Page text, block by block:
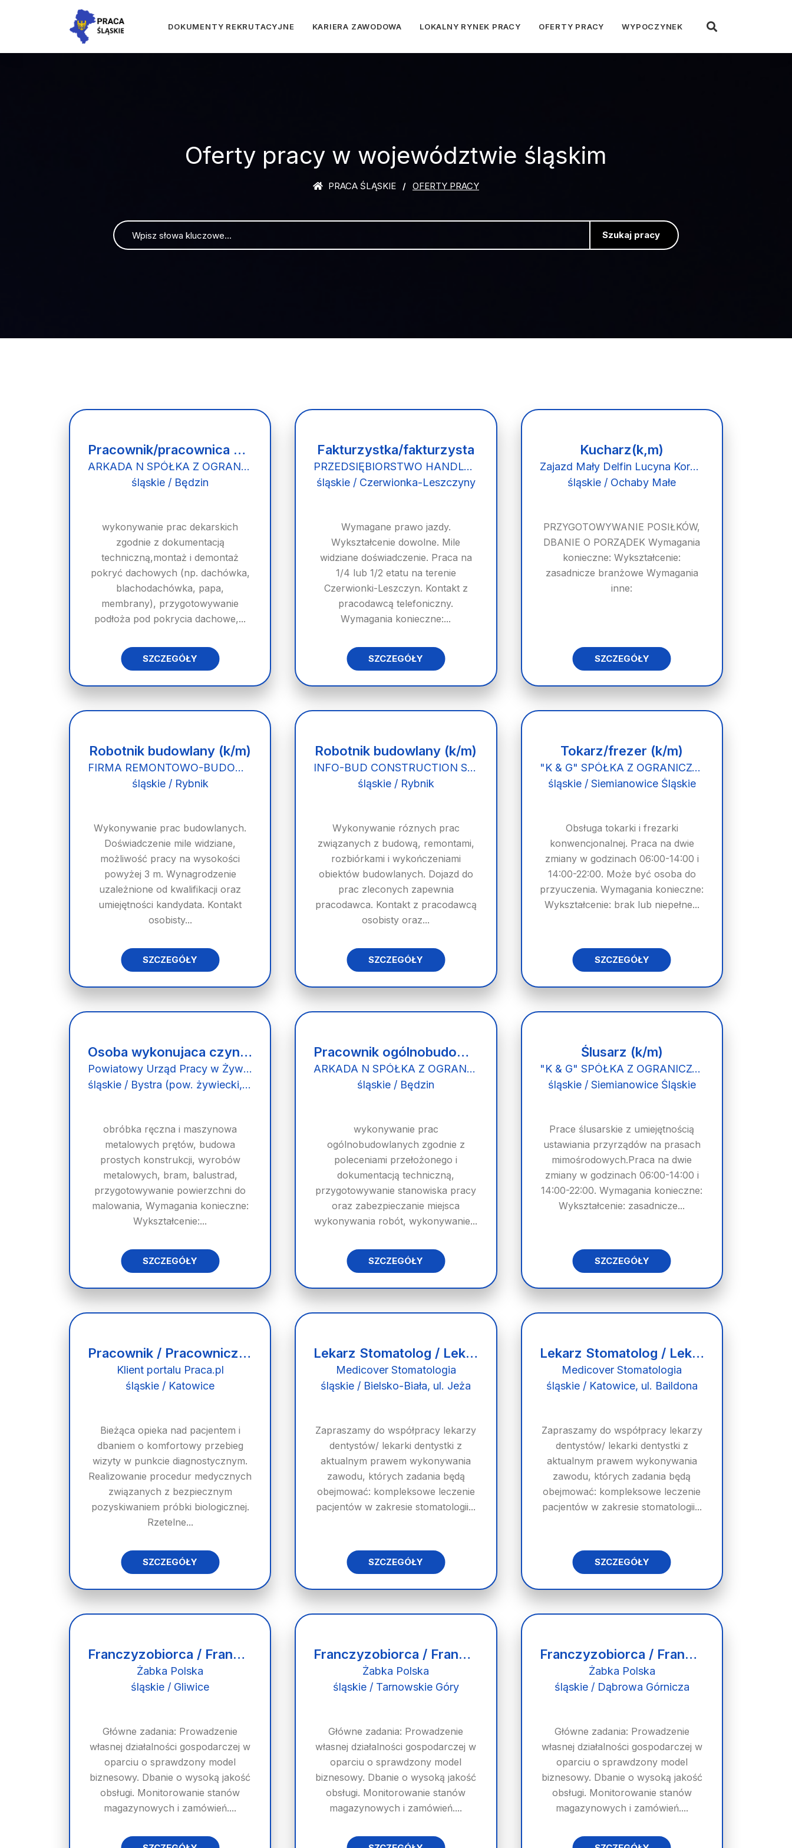
DOKUMENTY REKRUTACYJNE KARIERA ZAWODOWA LOKALNY RYNEK PRACY OFERTY PRACY WYPOCZYNEK
Oferty pracy w województwie śląskim
PRACA ŚLĄSKIE OFERTY PRACY
Pracownik/pracownica wykonujący prace dekarskie
ARKADA N SPÓŁKA Z OGRANICZONĄ ODPOWIEDZIALNOŚCIĄ
śląskie / Będzin
wykonywanie prac dekarskich
zgodnie z dokumentacją
techniczną,montaż i demontaż
pokryć dachowych (np. dachówka,
blachodachówka, papa,
membrany), przygotowywanie
podłoża pod pokrycia dachowe,...
SZCZEGÓŁY
Fakturzystka/fakturzysta
PRZEDSIĘBIORSTWO HANDLOWO-USŁUGOWE MIROSŁAW MIESZAŁA
śląskie / Czerwionka-Leszczyny
Wymagane prawo jazdy.
Wykształcenie dowolne. Mile
widziane doświadczenie. Praca na
1/4 lub 1/2 etatu na terenie
Czerwionki-Leszczyn. Kontakt z
pracodawcą telefoniczny.
Wymagania konieczne:...
SZCZEGÓŁY
Kucharz(k,m)
Zajazd Mały Delfin Lucyna Korzonek
śląskie / Ochaby Małe
PRZYGOTOWYWANIE POSIŁKÓW,
DBANIE O PORZĄDEK Wymagania
konieczne: Wykształcenie:
zasadnicze branżowe Wymagania
inne:
SZCZEGÓŁY
Robotnik budowlany (k/m)
FIRMA REMONTOWO-BUDOWLANA TOMBUD TOMASZ WOJACZEK
śląskie / Rybnik
Wykonywanie prac budowlanych.
Doświadczenie mile widziane,
możliwość pracy na wysokości
powyżej 3 m. Wynagrodzenie
uzależnione od kwalifikacji oraz
umiejętności kandydata. Kontakt
osobisty...
SZCZEGÓŁY
Robotnik budowlany (k/m)
INFO-BUD CONSTRUCTION SPÓŁKA Z OGRANICZONĄ ODPOWIEDZIALNOŚCIĄ
śląskie / Rybnik
Wykonywanie róznych prac
związanych z budową, remontami,
rozbiórkami i wykończeniami
obiektów budowlanych. Dojazd do
prac zleconych zapewnia
pracodawca. Kontakt z pracodawcą
osobisty oraz...
SZCZEGÓŁY
Tokarz/frezer (k/m)
"K & G" SPÓŁKA Z OGRANICZONĄ ODPOWIEDZIALNOŚCIĄ
śląskie / Siemianowice Śląskie
Obsługa tokarki i frezarki
konwencjonalnej. Praca na dwie
zmiany w godzinach 06:00-14:00 i
14:00-22:00. Może być osoba do
przyuczenia. Wymagania konieczne:
Wykształcenie: brak lub niepełne...
SZCZEGÓŁY
Osoba wykonujaca czynności ślusarza
Powiatowy Urząd Pracy w Żywcu
śląskie / Bystra (pow. żywiecki, gm. Radziechowy-Wieprz), Bystra
obróbka ręczna i maszynowa
metalowych prętów, budowa
prostych konstrukcji, wyrobów
metalowych, bram, balustrad,
przygotowywanie powierzchni do
malowania, Wymagania konieczne:
Wykształcenie:...
SZCZEGÓŁY
Pracownik ogólnobudowlany/pracownica ogólnobudowlana
ARKADA N SPÓŁKA Z OGRANICZONĄ ODPOWIEDZIALNOŚCIĄ
śląskie / Będzin
wykonywanie prac
ogólnobudowlanych zgodnie z
poleceniami przełożonego i
dokumentacją techniczną,
przygotowywanie stanowiska pracy
oraz zabezpieczanie miejsca
wykonywania robót, wykonywanie...
SZCZEGÓŁY
Ślusarz (k/m)
"K & G" SPÓŁKA Z OGRANICZONĄ ODPOWIEDZIALNOŚCIĄ
śląskie / Siemianowice Śląskie
Prace ślusarskie z umiejętnością
ustawiania przyrządów na prasach
mimośrodowych.Praca na dwie
zmiany w godzinach 06:00-14:00 i
14:00-22:00. Wymagania konieczne:
Wykształcenie: zasadnicze...
SZCZEGÓŁY
Pracownik / Pracowniczka Medycznego Punktu Pobrań
Klient portalu Praca.pl
śląskie / Katowice
Bieżąca opieka nad pacjentem i
dbaniem o komfortowy przebieg
wizyty w punkcie diagnostycznym.
Realizowanie procedur medycznych
związanych z bezpiecznym
pozyskiwaniem próbki biologicznej.
Rzetelne...
SZCZEGÓŁY
Lekarz Stomatolog / Lekarka Stomatolożka
Medicover Stomatologia
śląskie / Bielsko-Biała, ul. Jeża
Zapraszamy do współpracy lekarzy
dentystów/ lekarki dentystki z
aktualnym prawem wykonywania
zawodu, których zadania będą
obejmować: kompleksowe leczenie
pacjentów w zakresie stomatologii...
SZCZEGÓŁY
Lekarz Stomatolog / Lekarka Stomatolożka
Medicover Stomatologia
śląskie / Katowice, ul. Baildona
Zapraszamy do współpracy lekarzy
dentystów/ lekarki dentystki z
aktualnym prawem wykonywania
zawodu, których zadania będą
obejmować: kompleksowe leczenie
pacjentów w zakresie stomatologii...
SZCZEGÓŁY
Franczyzobiorca / Franczyzobiorczyni
Żabka Polska
śląskie / Gliwice
Główne zadania: Prowadzenie
własnej działalności gospodarczej w
oparciu o sprawdzony model
biznesowy. Dbanie o wysoką jakość
obsługi. Monitorowanie stanów
magazynowych i zamówień....
Franczyzobiorca / Franczyzobiorczyni
Żabka Polska
śląskie / Tarnowskie Góry
Główne zadania: Prowadzenie
własnej działalności gospodarczej w
oparciu o sprawdzony model
biznesowy. Dbanie o wysoką jakość
obsługi. Monitorowanie stanów
magazynowych i zamówień....
Franczyzobiorca / Franczyzobiorczyni
Żabka Polska
śląskie / Dąbrowa Górnicza
Główne zadania: Prowadzenie
własnej działalności gospodarczej w
oparciu o sprawdzony model
biznesowy. Dbanie o wysoką jakość
obsługi. Monitorowanie stanów
magazynowych i zamówień....